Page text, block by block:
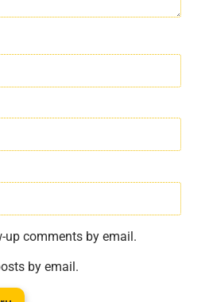
comments by email.
by email.